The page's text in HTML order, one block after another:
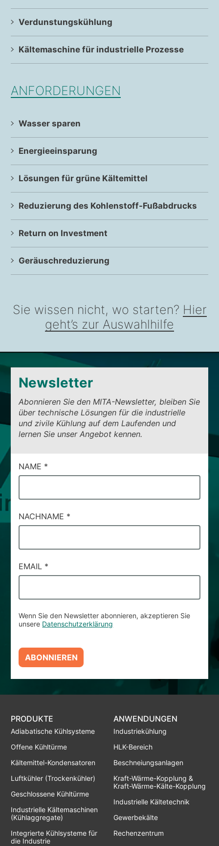
Verdunstungskühlung
Kältemaschine für industrielle Prozesse
ANFORDERUNGEN
Wasser sparen
Energieeinsparung
Lösungen für grüne Kältemittel
Reduzierung des Kohlenstoff-Fußabdrucks
Return on Investment
Geräuschreduzierung
Sie wissen nicht, wo starten? Hier
geht’s zur Auswahlhilfe
Newsletter
Abonnieren Sie den MITA-Newsletter, bleiben Sie
über technische Lösungen für die industrielle
und zivile Kühlung auf dem Laufenden und
lernen Sie unser Angebot kennen.
CAMPI
DI
NAME *
NACHNAME *
EMAIL *
Wenn Sie den Newsletter abonnieren, akzeptieren Sie
unsere Datenschutzerklärung
ABONNIEREN
PRODUKTE
Adiabatische Kühlsysteme
Offene Kühltürme
Kältemittel-Kondensatoren
Luftkühler (Trockenkühler)
Geschlossene Kühltürme
Industrielle Kältemaschinen
(Kühlaggregate)
Integrierte Kühlsysteme für
die Industrie
ANWENDUNGEN
Industriekühlung
HLK-Bereich
Beschneiungsanlagen
Kraft-Wärme-Kopplung &
Kraft-Wärme-Kälte-Kopplung
Industrielle Kältetechnik
Gewerbekälte
Rechenzentrum